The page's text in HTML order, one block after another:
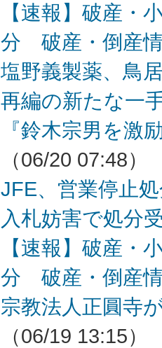
【速報】破産
分 破産・倒産
塩野義製薬、鳥
再編の新たな一
『鈴木宗男を激
（06/20 07:48）
JFE、営業停止
入札妨害で処分
【速報】破産
分 破産・倒産
宗教法人正圓寺
（06/19 13:15）